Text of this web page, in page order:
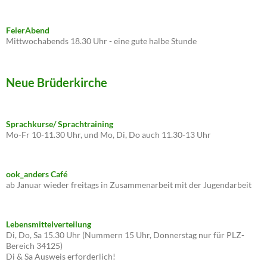
FeierAbend
Mittwochabends 18.30 Uhr - eine gute halbe Stunde
Neue Brüderkirche
Sprachkurse/ Sprachtraining
Mo-Fr 10-11.30 Uhr, und Mo, Di, Do auch 11.30-13 Uhr
ook_anders Café
ab Januar wieder freitags in Zusammenarbeit mit der Jugendarbeit
Lebensmittelverteilung
Di, Do, Sa 15.30 Uhr (Nummern 15 Uhr, Donnerstag nur für PLZ-
Bereich 34125)
Di & Sa Ausweis erforderlich!